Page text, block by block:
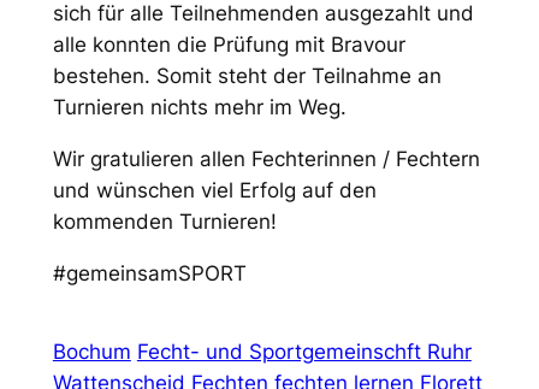
sich für alle Teilnehmenden ausgezahlt und
alle konnten die Prüfung mit Bravour
bestehen. Somit steht der Teilnahme an
Turnieren nichts mehr im Weg.
Wir gratulieren allen Fechterinnen / Fechtern
und wünschen viel Erfolg auf den
kommenden Turnieren!
#gemeinsamSPORT
Bochum Fecht- und Sportgemeinschft Ruhr
Wattenscheid Fechten fechten lernen Florett